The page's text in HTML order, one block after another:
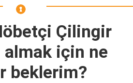
Çilingir
için ne
beklerim?